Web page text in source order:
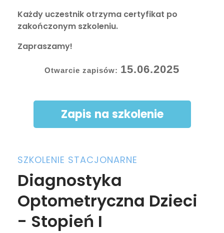
Każdy uczestnik otrzyma certyfikat po
zakończonym szkoleniu.
Zapraszamy!
Otwarcie zapisów: 15.06.2025
Zapis na szkolenie
SZKOLENIE STACJONARNE
Diagnostyka
Optometryczna Dzieci
- Stopień I